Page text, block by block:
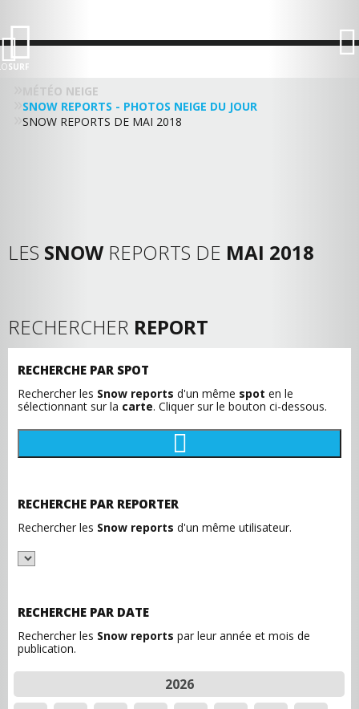
SURF
MÉTÉO NEIGE
SNOW REPORTS - PHOTOS NEIGE DU JOUR
SNOW REPORTS DE MAI 2018
LES SNOW REPORTS DE MAI 2018
RECHERCHER REPORT
RECHERCHE PAR SPOT
Rechercher les Snow reports d'un même spot en le
sélectionnant sur la carte. Cliquer sur le bouton ci-dessous.
RECHERCHE PAR REPORTER
Rechercher les Snow reports d'un même utilisateur.
RECHERCHE PAR DATE
Rechercher les Snow reports par leur année et mois de
publication.
2026